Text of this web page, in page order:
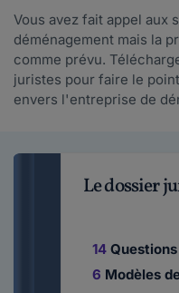
Le dossier
14
6 Modèles
Vous avez fait appel aux
déménagement mais la
comme prévu.
juristes pour faire le
envers l'entreprise de